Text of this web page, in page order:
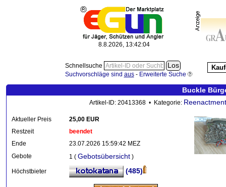
8.8.2026, 13:42:05
Schnellsuche
Suchvorschläge sind aus- Erweiterte Suche
Buckle
Artikel-ID: 20413368 • Kategorie: Reenactment
Aktueller Preis
25,00 EUR
Restzeit
beendet
Ende
23.07.2026 15:59:42 MEZ
Gebote
1 ( Gebotsübersicht )
Höchstbieter (485)